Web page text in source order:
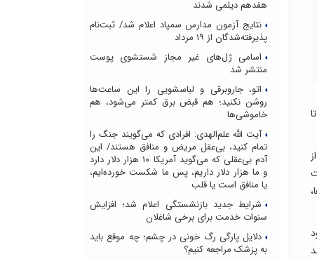
هفدهم دیلمی شدند
نتایج آزمون مدارس سمپاد اعلام شد/ ثبت‌نام
پذیرفته‌شدگان از ۱۹ مرداد
اسامی ژل‌های غیر مجاز شستشوی پوست
منتشر شد
اتو، جاروبرقی و لباسشویی را این ساعت‌ها
روشن نکنید؛ هم قبض برق کمتر می‌شود، هم
خاموشی‌ها
آیت الله علم‌الهدی: افرادی که می‌گویند جنگ را
تمام کنید، بی‌عقل مریض و منافق هستند/ این
آدم بی‌عقلی که می‌گوید آمریکا ۱۰ هزار دلار دارد
و ما هزار دلار داریم، پس ما شکست خورده‌ایم،
یا منافق است یا قلب
شرایط جدید بازنشستگی اعلام شد؛ افزایش
سنوات خدمت برای برخی شاغلان
دلایل پارگی رگ خونی در چشم؛ چه موقع باید
به پزشک مراجعه کنیم؟